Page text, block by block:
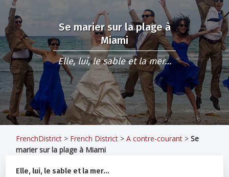
Se marier sur la plage à
Miami
Elle, lui, le sable et la mer…
FrenchDistrict > French District >A contre-courant >Se
marier sur la plage à Miami
Elle, lui, le sable et la mer…